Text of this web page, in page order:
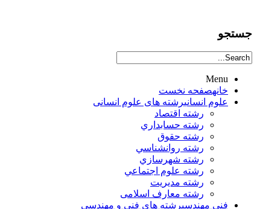
جستجو
Menu
خانهصفحه نخست
علوم انسانيرشته های علوم انسانی
رشته اقتصاد
رشته حسابداري
رشته حقوق
رشته روانشناسي
رشته شهرسازي
رشته علوم اجتماعي
رشته مديريت
رشته معارف اسلامی
فنی مهندسیرشته های فنی و مهندسی